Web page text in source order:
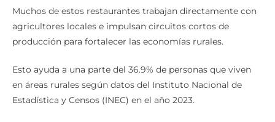
Muchos de estos restaurantes trabajan directamente con
agricultores locales e impulsan circuitos cortos de
producción para fortalecer las economías rurales.
Esto ayuda a una parte del 36.9% de personas que viven
en áreas rurales según datos del Instituto Nacional de
Estadística y Censos (INEC) en el año 2023.